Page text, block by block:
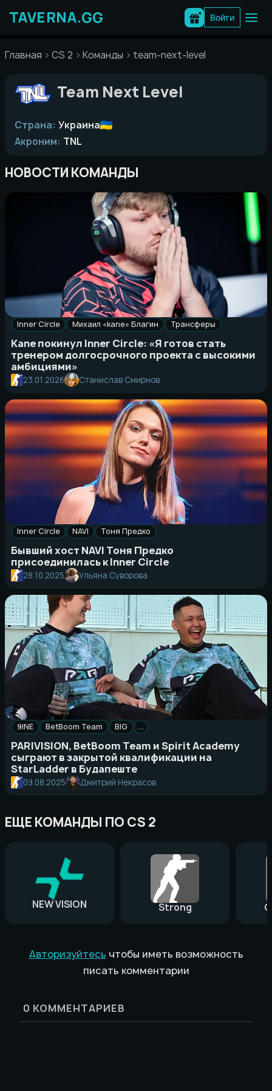
содержимому
Войти
Главная CS 2 Команды team-next-level
Team Next Level
Страна: Украина
Акроним: TNL
НОВОСТИ КОМАНДЫ
Inner Circle Михаил «kane» Благин Трансферы
Kane покинул Inner Circle: «Я готов стать
тренером долгосрочного проекта с высокими
амбициями»
23.01.2026 Станислав Смирнов
Inner Circle NAVI Тоня Предко
Бывший хост NAVI Тоня Предко
присоединилась к Inner Circle
28.10.2025 Ульяна Суворова
9INE BetBoom Team BIG …
PARIVISION, BetBoom Team и Spirit Academy
сыграют в закрытой квалификации на
StarLadder в Будапеште
09.08.2025 Дмитрий Некрасов
ЕЩЕ КОМАНДЫ ПО CS 2
NEW VISION Strong
Авторизуйтесь чтобы иметь возможность
писать комментарии
0 КОММЕНТАРИЕВ